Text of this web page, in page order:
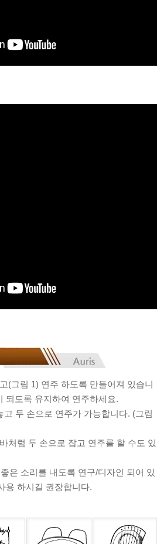
(그림 1) 연주 하도록 만들어져 있습니
되도록 유지하여 연주하세요.
고 두 손으로 연주가 가능합니다. (그림
처럼 두 손으로 잡고 연주를 할 수도 있
은 소리를 내도록 연구/디자인 되어 있
용 하시길 권장합니다.